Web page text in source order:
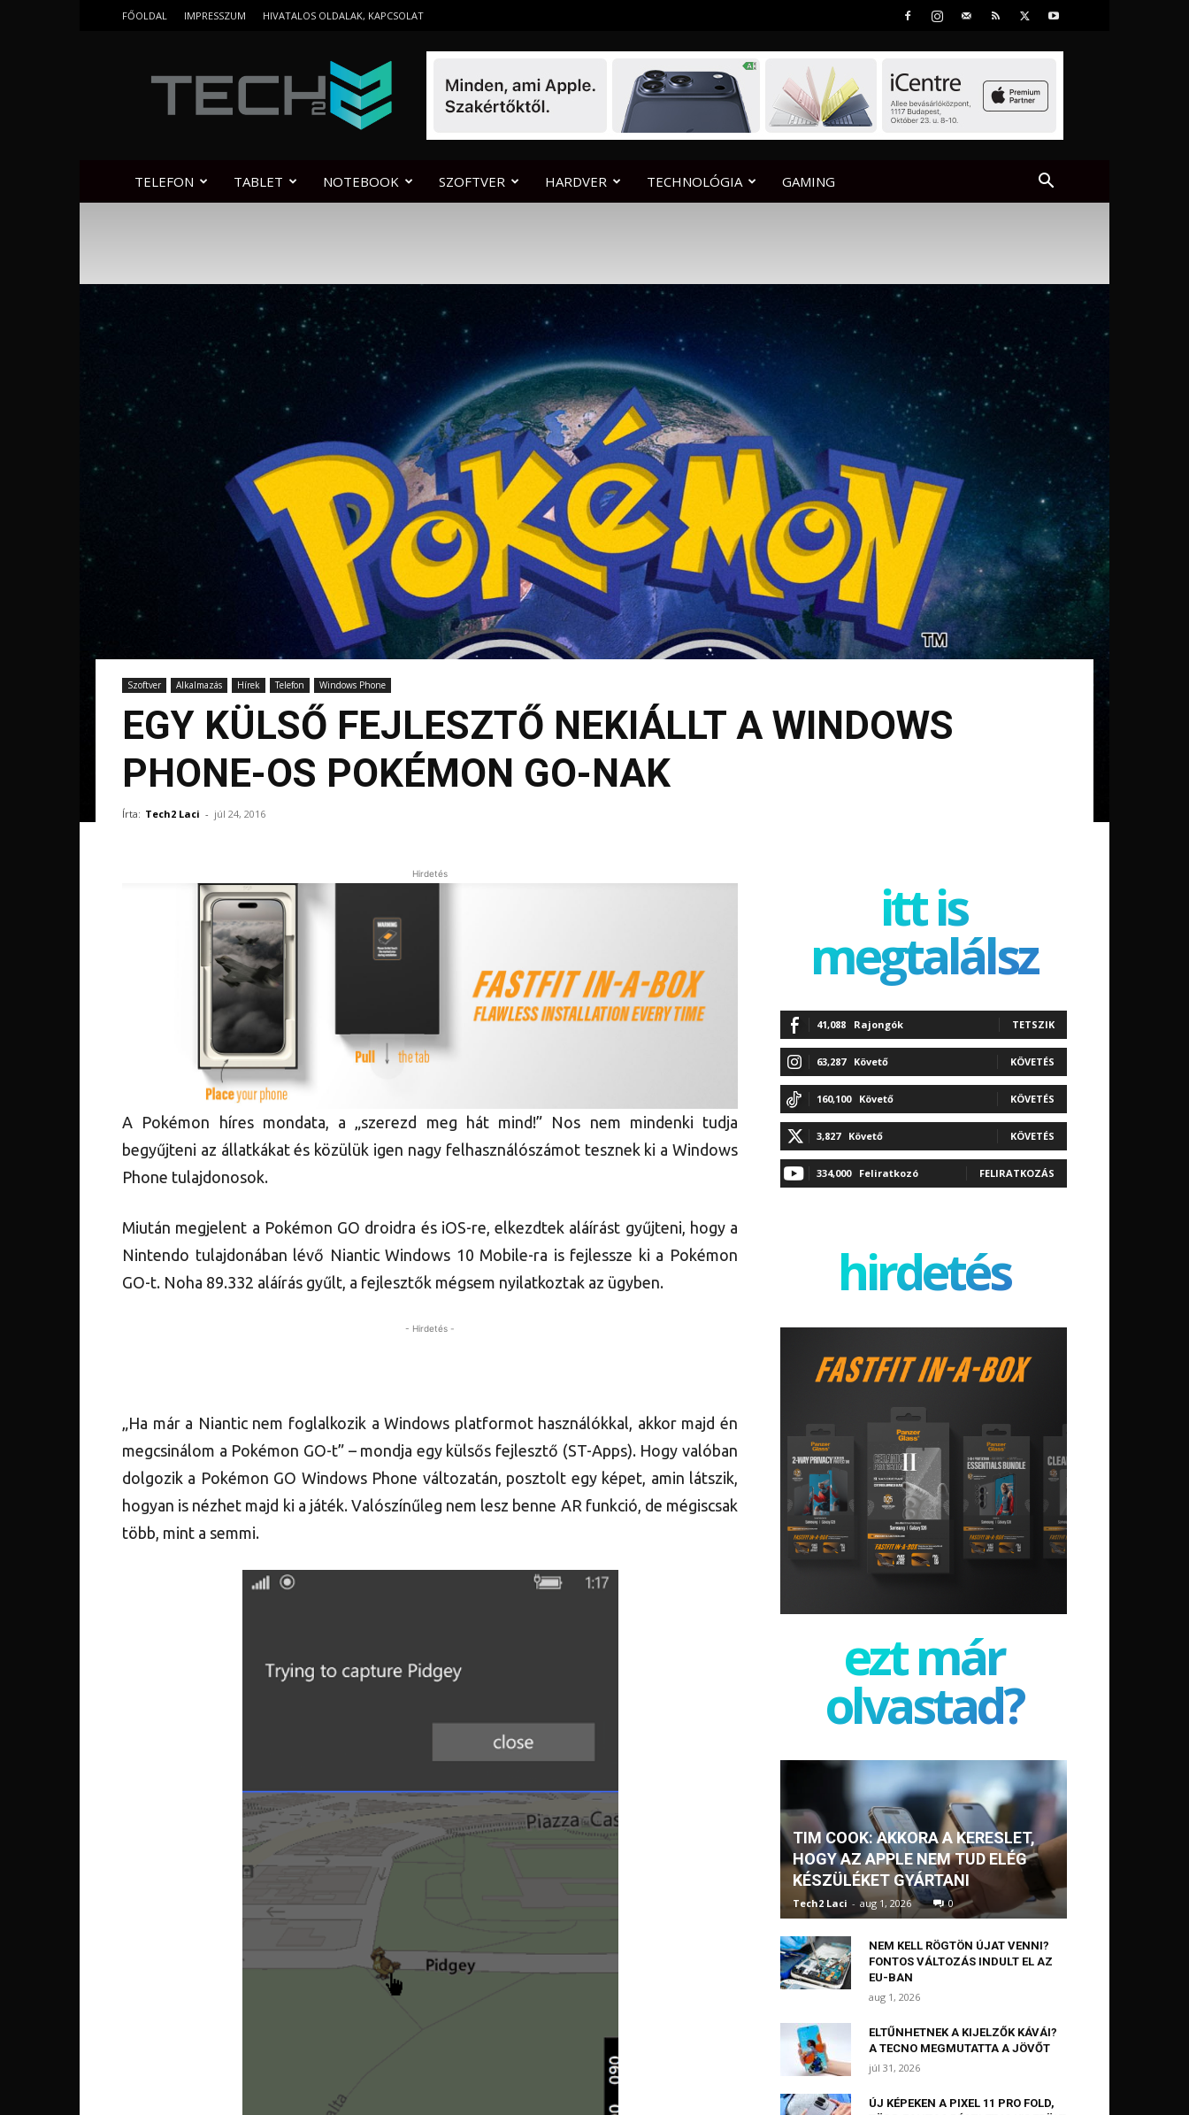
FŐOLDAL IMPRESSZUM HIVATALOS OLDALAK, KAPCSOLAT
TELEFON TABLET NOTEBOOK SZOFTVER HARDVER TECHNOLÓGIA GAMING
Szoftver Alkalmazás Hírek Telefon Windows Phone
EGY KÜLSŐ FEJLESZTŐ NEKIÁLLT A WINDOWS
PHONE-OS POKÉMON GO-NAK
Írta: Tech2 Laci - júl 24, 2016
Hirdetés
A Pokémon híres mondata, a „szerezd meg hát mind!” Nos nem mindenki tudja
begyűjteni az állatkákat és közülük igen nagy felhasználószámot tesznek ki a Windows
Phone tulajdonosok.
Miután megjelent a Pokémon GO droidra és iOS-re, elkezdtek aláírást gyűjteni, hogy a
Nintendo tulajdonában lévő Niantic Windows 10 Mobile-ra is fejlessze ki a Pokémon
GO-t. Noha 89.332 aláírás gyűlt, a fejlesztők mégsem nyilatkoztak az ügyben.
- Hirdetés -
„Ha már a Niantic nem foglalkozik a Windows platformot használókkal, akkor majd én
megcsinálom a Pokémon GO-t” – mondja egy külsős fejlesztő (ST-Apps). Hogy valóban
dolgozik a Pokémon GO Windows Phone változatán, posztolt egy képet, amin látszik,
hogyan is nézhet majd ki a játék. Valószínűleg nem lesz benne AR funkció, de mégiscsak
több, mint a semmi.
itt is
megtalálsz
41,088 Rajongók TETSZIK
63,287 Követő KÖVETÉS
160,100 Követő KÖVETÉS
3,827 Követő KÖVETÉS
334,000 Feliratkozó FELIRATKOZÁS
hirdetés
ezt már
olvastad?
TIM COOK: AKKORA A KERESLET,
HOGY AZ APPLE NEM TUD ELÉG
KÉSZÜLÉKET GYÁRTANI
Tech2 Laci - aug 1, 2026 0
NEM KELL RÖGTÖN ÚJAT VENNI?
FONTOS VÁLTOZÁS INDULT EL AZ
EU-BAN
aug 1, 2026
ELTŰNHETNEK A KIJELZŐK KÁVÁI?
A TECNO MEGMUTATTA A JÖVŐT
júl 31, 2026
ÚJ KÉPEKEN A PIXEL 11 PRO FOLD,